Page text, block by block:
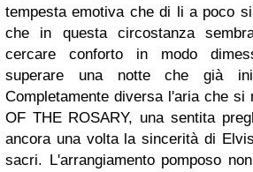
tempesta emotiva che di li a poco
che in questa circostanza
cercare conforto in modo
superare una notte che già
Completamente diversa l'aria che si
OF THE ROSARY, una sentita
ancora una volta la sincerità di
sacri. L'arrangiamento pomposo